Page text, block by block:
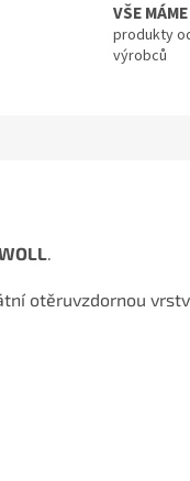
VŠE
produkty
výrobců
otěruvzdornou